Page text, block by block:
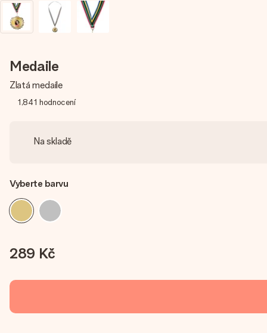
Medaile
Zlatá medaile
1,841 hodnocení
Na skladě
Vyberte barvu
289 Kč